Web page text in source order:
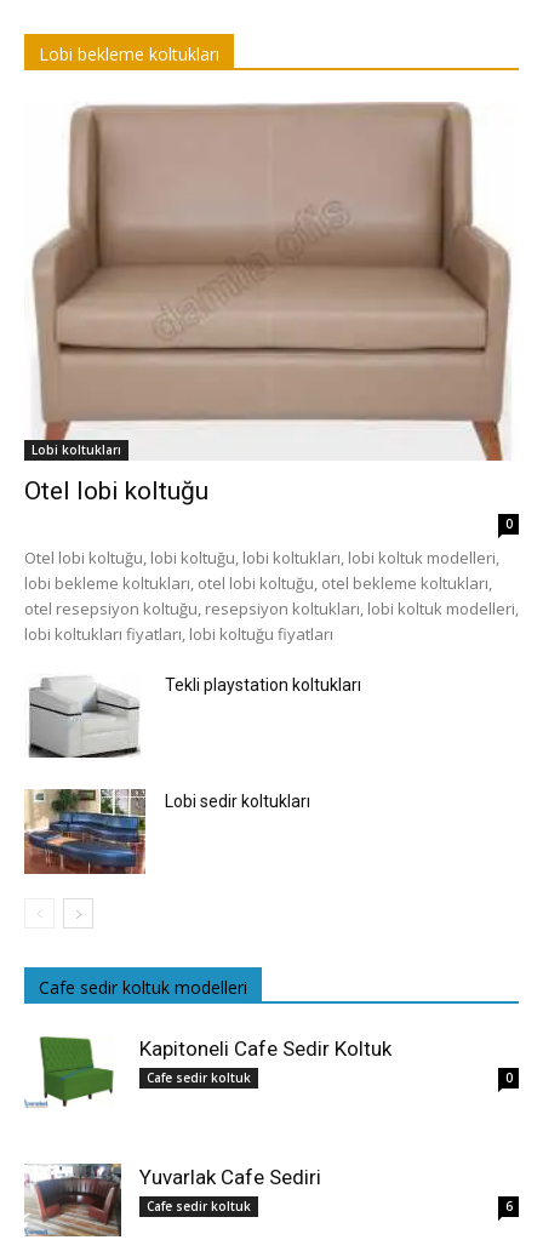
Lobi bekleme koltukları
Lobi koltukları
Otel lobi koltuğu
0
Otel lobi koltuğu, lobi koltuğu, lobi koltukları, lobi koltuk modelleri,
lobi bekleme koltukları, otel lobi koltuğu, otel bekleme koltukları,
otel resepsiyon koltuğu, resepsiyon koltukları, lobi koltuk modelleri,
lobi koltukları fiyatları, lobi koltuğu fiyatları
Tekli playstation koltukları
Lobi sedir koltukları
Cafe sedir koltuk modelleri
Kapitoneli Cafe Sedir Koltuk
Cafe sedir koltuk 0
Yuvarlak Cafe Sediri
Cafe sedir koltuk 6